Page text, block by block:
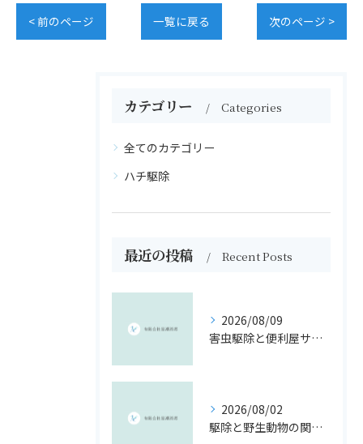
< 前のページ 一覧に戻る 次のページ >
カテゴリー Categories
全てのカテゴリー
ハチ駆除
最近の投稿 Recent Posts
2026/08/09
害虫駆除と便利屋サービスを活用する高知県高岡郡四万十町の快適生活ガイド
2026/08/02
駆除と野生動物の関係を制度・報奨金・法令から徹底解説